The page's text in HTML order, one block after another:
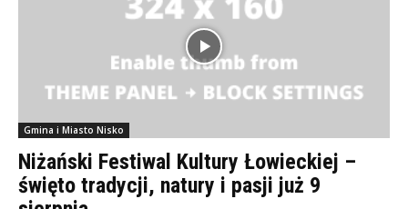
Gmina i Miasto Nisko
Niżański Festiwal Kultury Łowieckiej –
święto tradycji, natury i pasji już 9